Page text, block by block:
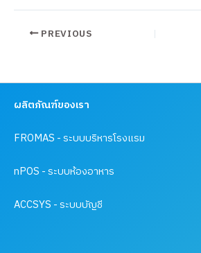
PREVIOUS
ผลิตภัณฑ์ของเรา
FROMAS - ระบบบริหารโรงแรม
nPOS - ระบบห้องอาหาร
ACCSYS - ระบบบัญชี